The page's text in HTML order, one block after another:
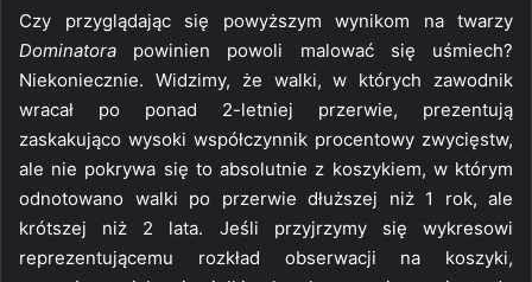
Czy przyglądając się powyższym wynikom na twarzy
Dominatora powinien powoli malować się uśmiech?
Niekoniecznie. Widzimy, że walki, w których zawodnik
wracał po ponad 2-letniej przerwie, prezentują
zaskakująco wysoki współczynnik procentowy zwycięstw,
ale nie pokrywa się to absolutnie z koszykiem, w którym
odnotowano walki po przerwie dłuższej niż 1 rok, ale
krótszej niż 2 lata. Jeśli przyjrzymy się wykresowi
reprezentującemu rozkład obserwacji na koszyki,